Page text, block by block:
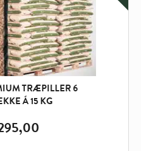
TRÆPILLER 6
Á 15 KG